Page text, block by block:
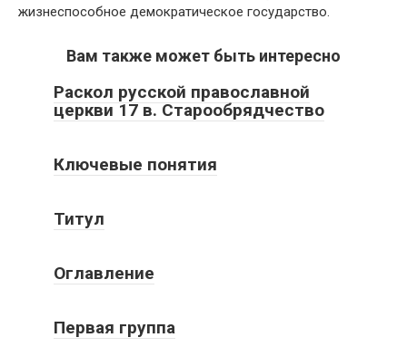
жизнеспособное демократическое государство.
Вам также может быть интересно
Раскол русской православной
церкви 17 в. Старообрядчество
Ключевые понятия
Титул
Оглавление
Первая группа